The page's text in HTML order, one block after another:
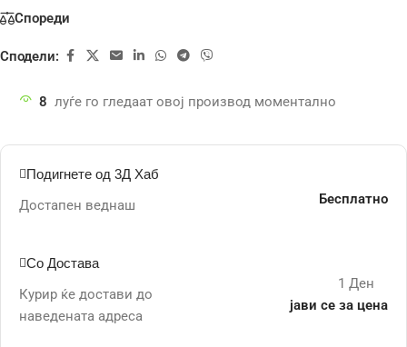
Спореди
Сподели:
8 луѓе го гледаат овој производ моментално
Подигнете од 3Д Хаб
Достапен веднаш Бесплатно
Со Достава
Курир ќе достави до
наведената адреса
1 Ден
јави се за цена